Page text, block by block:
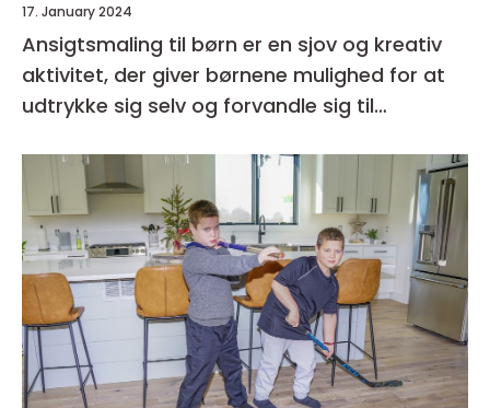
17. January 2024
Ansigtsmaling til børn er en sjov og kreativ
aktivitet, der giver børnene mulighed for at
udtrykke sig selv og forvandle sig til